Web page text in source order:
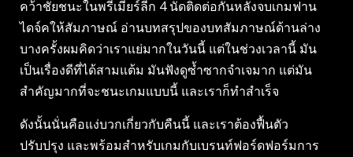
คว้าชัยชนะในพรีเมียร์ลีก 4 นัดติดต่อกันหลังจบเกมฟาน
ไดจ์คให้สัมภาษณ์ อ่านบทสรุปของบทสัมภาษณ์ด้านล่าง
บางครั้งผมคิดว่าเราแย่มากในวันนี้ แต่ในช่วงเวลานี้ มัน
เป็นเรื่องดีที่ได้สามแต้ม มันฟังดูซ้ำซากจำเจมาก แต่มัน
สำคัญมากที่จะชนะเกมแบบนี้ และเราก็ทำสำเร็จ
ดังนั้นนั่นคือแง่บวกเกี่ยวกับคืนนี้ และเราต้องฟื้นตัว
ปรับปรุง และพร้อมสำหรับเกมกับเบรนท์ฟอร์ดฟอร์มการ